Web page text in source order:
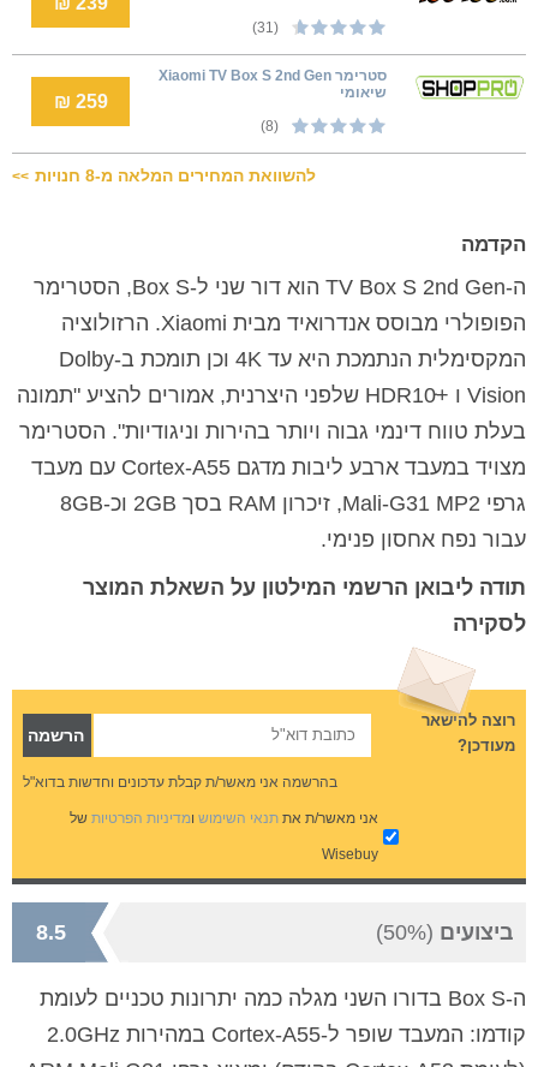
(31)
סטרימר Xiaomi TV Box S 2nd Gen
שיאומי
(8)
259 ₪
להשוואת המחירים המלאה מ-8 חנויות >>
הקדמה
ה-TV Box S 2nd Gen הוא דור שני ל-Box S, הסטרימר
הפופולרי מבוסס אנדרואיד מבית Xiaomi. הרזולוציה
המקסימלית הנתמכת היא עד 4K וכן תומכת ב-Dolby
Vision ו +HDR10ּּּ שלפני היצרנית, אמורים להציע "תמונה
בעלת טווח דינמי גבוה ויותר בהירות וניגודיות". הסטרימר
מצויד במעבד ארבע ליבות מדגם Cortex-A55 עם מעבד
גרפי Mali-G31 MP2, זיכרון RAM בסך 2GB וכ-8GB
עבור נפח אחסון פנימי.
תודה ליבואן הרשמי המילטון על השאלת המוצר
לסקירה
רוצה להישאר
מעודכן?
בהרשמה אני מאשר/ת קבלת עדכונים וחדשות בדוא"ל
אני מאשר/ת אתתנאי השימוש ומדיניות הפרטיות של
Wisebuy
ביצועים (50%)
8.5
ה-Box S בדורו השני מגלה כמה יתרונות טכניים לעומת
קודמו: המעבד שופר ל-Cortex-A55 במהירות 2.0GHz